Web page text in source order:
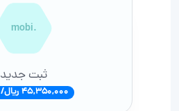
.mobi
ثبت جدید
45,350,000 ریال/ 1 سال